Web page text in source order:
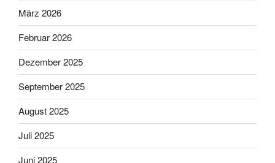
März 2026
Februar 2026
Dezember 2025
September 2025
August 2025
Juli 2025
Juni 2025